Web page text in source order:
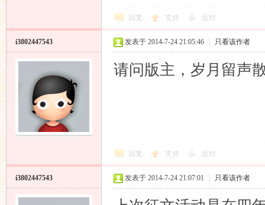
回复 支持 反对
i3802447543 发表于 2014-7-24 21:05:46 只看该作者
请问版主，岁月留声
回复 支持 反对
i3802447543 发表于 2014-7-24 21:07:01 只看该作者